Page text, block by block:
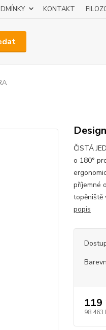
KONTAKT
ČISTÁ
o 180°
příjemné
topěniště
popis
119
98 463